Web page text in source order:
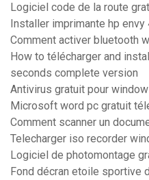
Logiciel code de la route
Installer imprimante hp
Comment activer bluetooth
How to télécharger and
seconds complete version
Antivirus gratuit pour
Microsoft word pc gratuit
Comment scanner un
Telecharger iso recorder
Logiciel de photomontage
Fond décran etoile sportive